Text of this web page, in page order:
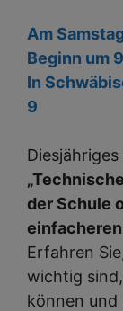
Am
Beginn um
In
9
der Schule
Erfahren
wichtig
können und